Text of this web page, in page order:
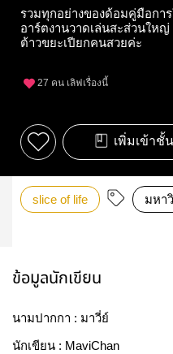
รวมทุกอย่างของด้อมคู่มือกา
อาร์ตงานวาดเล่นสะส่วนให
ต้าวขยะเปียกคนสวยค่ะ
27 คน เลิฟเรื่องนี้
เพิ่มเข้าชั้น
slice of life มหา
ข้อมูลนักเขียน
นามปากกา : มาวี่ย์
นักเขียน : MaviChan